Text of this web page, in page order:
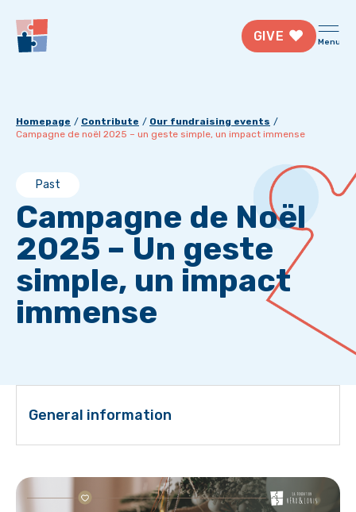
GIVE Menu
Homepage Contribute
Our fundraising events
Campagne de noël 2025 – un geste simple, un impact immense
Past
Campagne de Noël
2025 – Un geste
simple, un impact
immense
General information